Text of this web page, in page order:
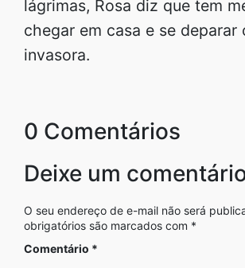
lágrimas, Rosa diz que tem
chegar em casa e se deparar
invasora.
0 Comentários
Deixe um
O seu endereço de e-mail não será
obrigatórios são marcados com *
Comentário *